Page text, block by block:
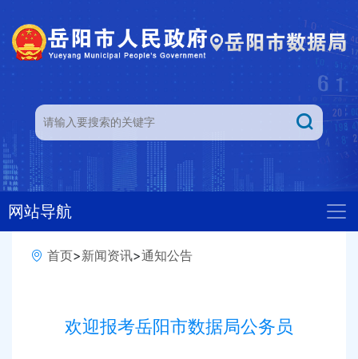
网站导航
首页>新闻资讯>通知公告
欢迎报考岳阳市数据局公务员